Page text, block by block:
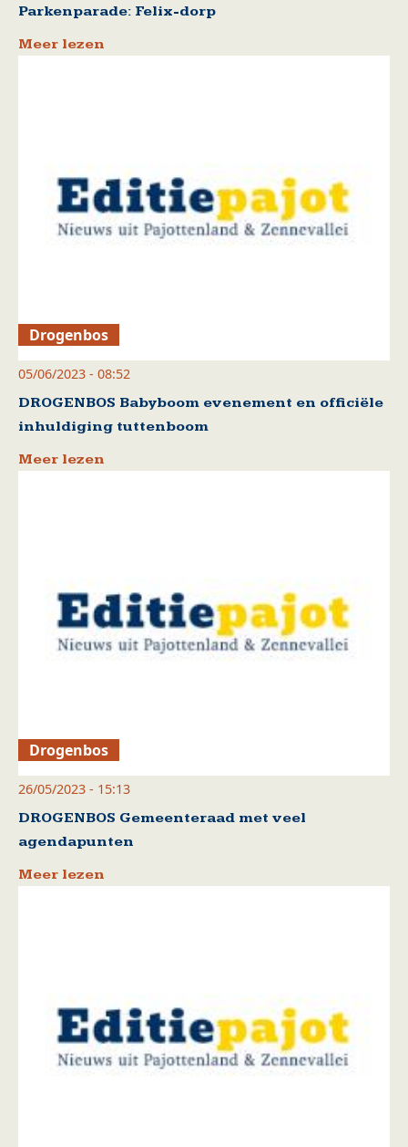
Parkenparade: Felix-dorp
Meer lezen
Drogenbos
05/06/2023 - 08:52
DROGENBOS Babyboom evenement en officiële
inhuldiging tuttenboom
Meer lezen
Drogenbos
26/05/2023 - 15:13
DROGENBOS Gemeenteraad met veel
agendapunten
Meer lezen